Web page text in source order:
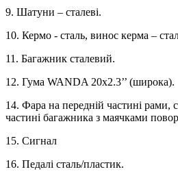
9. Шатуни – сталеві.
10. Кермо - сталь, винос керма –
11. Багажник сталевий.
12. Гума WANDA 20х2.3’’ (широка).
14. Фара на передній частині рами,
частині багажника з маячками
15. Сигнал
16. Педалі сталь/пластик.